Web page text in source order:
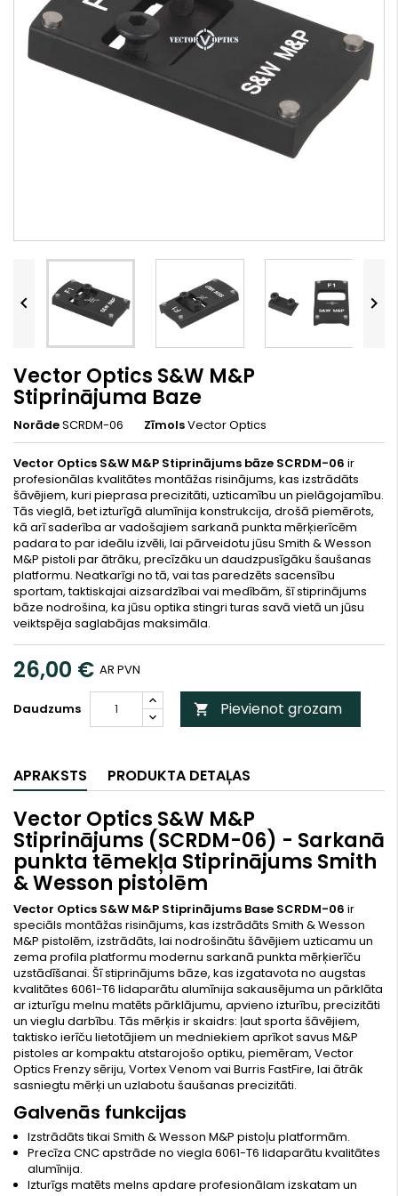
 
Vector Optics S&W M&P
Stiprinājuma Baze
NorādeSCRDM-06 ZīmolsVector Optics
Vector Optics S&W M&P Stiprinājums bāze SCRDM-06 ir
profesionālas kvalitātes montāžas risinājums, kas izstrādāts
šāvējiem, kuri pieprasa precizitāti, uzticamību un pielāgojamību.
Tās vieglā, bet izturīgā alumīnija konstrukcija, drošā piemērots,
kā arī saderība ar vadošajiem sarkanā punkta mērķierīcēm
padara to par ideālu izvēli, lai pārveidotu jūsu Smith & Wesson
M&P pistoli par ātrāku, precīzāku un daudzpusīgāku šaušanas
platformu. Neatkarīgi no tā, vai tas paredzēts sacensību
sportam, taktiskajai aizsardzībai vai medībām, šī stiprinājums
bāze nodrošina, ka jūsu optika stingri turas savā vietā un jūsu
veiktspēja saglabājas maksimāla.
26,00 € AR PVN
Daudzums  Pievienot grozam
APRAKSTS PRODUKTA DETAĻAS
Vector Optics S&W M&P
Stiprinājums (SCRDM-06) - Sarkanā
punkta tēmekļa Stiprinājums Smith
& Wesson pistolēm
Vector Optics S&W M&P Stiprinājums Base SCRDM-06 ir
speciāls montāžas risinājums, kas izstrādāts Smith & Wesson
M&P pistolēm, izstrādāts, lai nodrošinātu šāvējiem uzticamu un
zema profila platformu modernu sarkanā punkta mērķierīču
uzstādīšanai. Šī stiprinājums bāze, kas izgatavota no augstas
kvalitātes 6061-T6 lidaparātu alumīnija sakausējuma un pārklāta
ar izturīgu melnu matēts pārklājumu, apvieno izturību, precizitāti
un vieglu darbību. Tās mērķis ir skaidrs: ļaut sporta šāvējiem,
taktisko ierīču lietotājiem un medniekiem aprīkot savus M&P
pistoles ar kompaktu atstarojošo optiku, piemēram, Vector
Optics Frenzy sēriju, Vortex Venom vai Burris FastFire, lai ātrāk
sasniegtu mērķi un uzlabotu šaušanas precizitāti.
Galvenās funkcijas
Izstrādāts tikai Smith & Wesson M&P pistoļu platformām.
Precīza CNC apstrāde no viegla 6061-T6 lidaparātu kvalitātes
alumīnija.
Izturīgs matēts melns apdare profesionālam izskatam un